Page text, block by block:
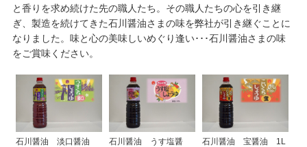
と香りを求め続けた先の職人たち。その職人たちの心を引き継
ぎ、製造を続けてきた石川醤油さまの味を弊社が引き継ぐことに
なりました。味と心の美味しいめぐり逢い･･･石川醤油さまの味
をご賞味ください。
石川醤油 淡口醤油
石川醤油 うす塩醤
石川醤油 宝醤油 1L